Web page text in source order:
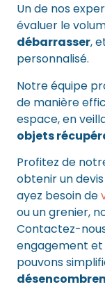
Un de nos
évaluer le
débarrasser,
personnalisé.
Notre équipe
de manière
espace, en
objets
Profitez de
obtenir un
ayez besoin de
ou un grenier,
Contactez-
engagement
pouvons